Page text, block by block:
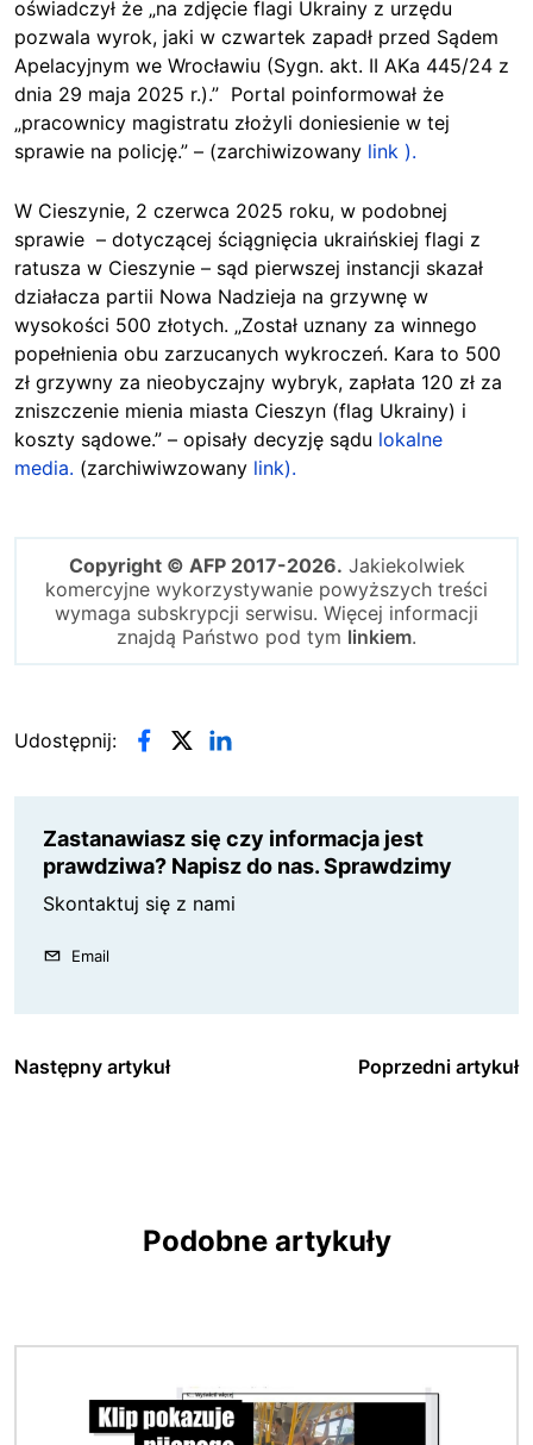
oświadczył że „na zdjęcie flagi Ukrainy z urzędu
pozwala wyrok, jaki w czwartek zapadł przed Sądem
Apelacyjnym we Wrocławiu (Sygn. akt. II AKa 445/24 z
dnia 29 maja 2025 r.).” Portal poinformował że
„pracownicy magistratu złożyli doniesienie w tej
sprawie na policję.” – (zarchiwizowany link ).
W Cieszynie, 2 czerwca 2025 roku, w podobnej
sprawie – dotyczącej ściągnięcia ukraińskiej flagi z
ratusza w Cieszynie – sąd pierwszej instancji skazał
działacza partii Nowa Nadzieja na grzywnę w
wysokości 500 złotych. „Został uznany za winnego
popełnienia obu zarzucanych wykroczeń. Kara to 500
zł grzywny za nieobyczajny wybryk, zapłata 120 zł za
zniszczenie mienia miasta Cieszyn (flag Ukrainy) i
koszty sądowe.” – opisały decyzję sądu lokalne
media. (zarchiwiwzowany link).
Copyright © AFP 2017-2026. Jakiekolwiek
komercyjne wykorzystywanie powyższych treści
wymaga subskrypcji serwisu. Więcej informacji
znajdą Państwo pod tym linkiem.
Udostępnij:
Zastanawiasz się czy informacja jest
prawdziwa? Napisz do nas. Sprawdzimy
Skontaktuj się z nami
Email
Następny artykuł Poprzedni artykuł
Podobne artykuły